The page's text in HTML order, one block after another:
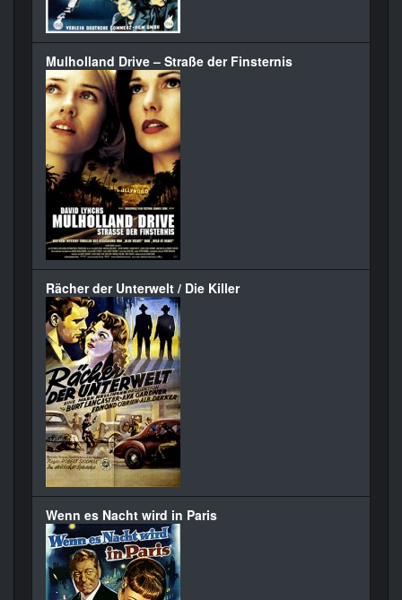
Mulholland Drive – Straße der Finsternis
Rächer der Unterwelt / Die Killer
Wenn es Nacht wird in Paris